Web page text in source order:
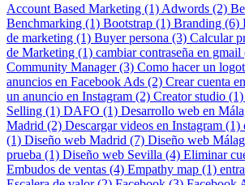
Account Based Marketing (1) Adwords (2)
Benchmarking (1) Bootstrap (1) Branding (6)
de marketing (1) Buyer persona (3) Calcular
de Marketing (1) cambiar contraseña en gmail
Community Manager (3) Como hacer un
anuncios en Facebook Ads (2) Crear cuenta
un anuncio en Instagram (2) Creator studio (1)
Selling (1) DAFO (1) Desarrollo web en
Madrid (2) Descargar videos en Instagram (1)
(1) Diseño web Madrid (7) Diseño web
prueba (1) Diseño web Sevilla (4) Eliminar
Embudos de ventas (4) Empathy map (1)